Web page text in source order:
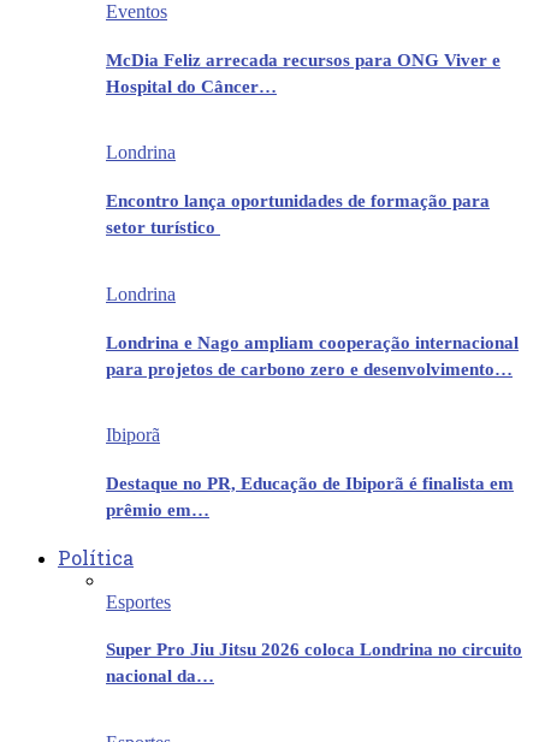
Eventos
McDia Feliz arrecada recursos para ONG Viver e
Hospital do Câncer…
Londrina
Encontro lança oportunidades de formação para
setor turístico
Londrina
Londrina e Nago ampliam cooperação internacional
para projetos de carbono zero e desenvolvimento…
Ibiporã
Destaque no PR, Educação de Ibiporã é finalista em
prêmio em…
Política
Esportes
Super Pro Jiu Jitsu 2026 coloca Londrina no circuito
nacional da…